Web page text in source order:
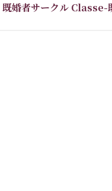
既婚者サークル Classe-